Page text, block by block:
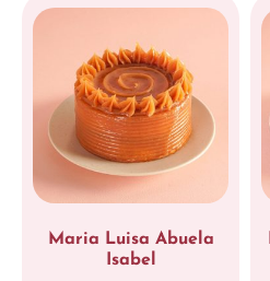
Maria Luisa Abuela
Isabel